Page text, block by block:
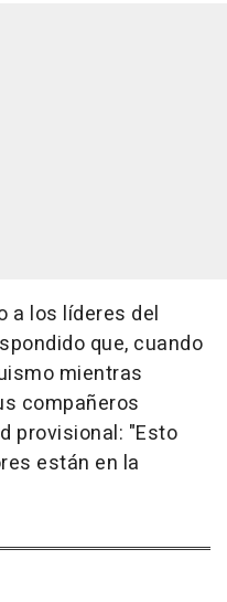
a los líderes del
que, cuando
mientras
compañeros
provisional: "Esto
están en la